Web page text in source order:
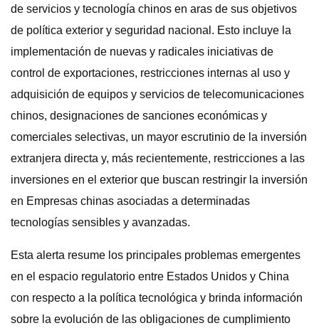
de servicios y tecnología chinos en aras de sus objetivos
de política exterior y seguridad nacional. Esto incluye la
implementación de nuevas y radicales iniciativas de
control de exportaciones, restricciones internas al uso y
adquisición de equipos y servicios de telecomunicaciones
chinos, designaciones de sanciones económicas y
comerciales selectivas, un mayor escrutinio de la inversión
extranjera directa y, más recientemente, restricciones a las
inversiones en el exterior que buscan restringir la inversión
en Empresas chinas asociadas a determinadas
tecnologías sensibles y avanzadas.
Esta alerta resume los principales problemas emergentes
en el espacio regulatorio entre Estados Unidos y China
con respecto a la política tecnológica y brinda información
sobre la evolución de las obligaciones de cumplimiento